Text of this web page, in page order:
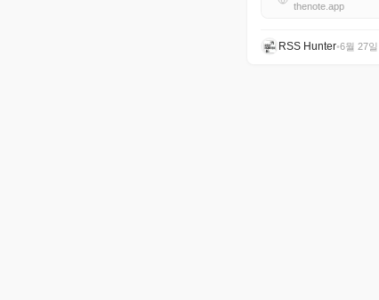
thenote.app
RSS Hunter•6월 27일